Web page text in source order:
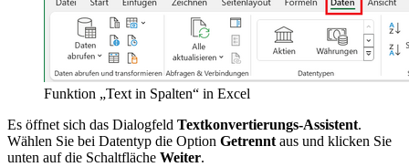
Funktion „Text in Spalten“ in Excel
Es öffnet sich das Dialogfeld Textkonvertierungs-Assistent.
Wählen Sie bei Datentyp die Option Getrennt aus und klicken Sie
unten auf die Schaltfläche Weiter.